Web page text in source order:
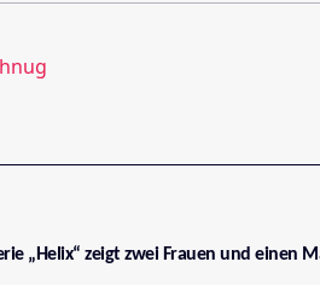
„Helix“ zeigt zwei Frauen und einen